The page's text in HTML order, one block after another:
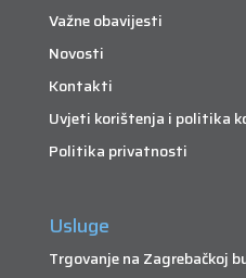
Važne obavijesti
Novosti
Kontakti
Uvjeti korištenja i politika
Politika privatnosti
Usluge
Trgovanje na Zagrebačkoj